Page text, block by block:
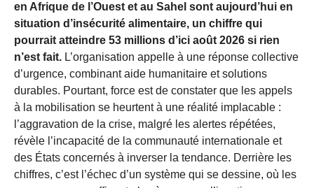
en Afrique de l’Ouest et au Sahel sont aujourd’hui en
situation d’insécurité alimentaire, un chiffre qui
pourrait atteindre 53 millions d’ici août 2026 si rien
n’est fait. L’organisation appelle à une réponse collective
d’urgence, combinant aide humanitaire et solutions
durables. Pourtant, force est de constater que les appels
à la mobilisation se heurtent à une réalité implacable :
l’aggravation de la crise, malgré les alertes répétées,
révèle l’incapacité de la communauté internationale et
des États concernés à inverser la tendance. Derrière les
chiffres, c’est l’échec d’un système qui se dessine, où les